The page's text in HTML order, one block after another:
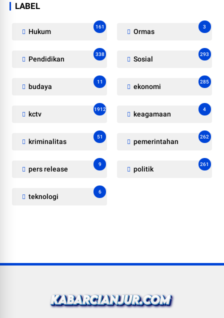
LABEL
Hukum
161
Ormas
3
Pendidikan
338
Sosial
293
budaya
11
ekonomi
285
kctv
1912
keagamaan
4
kriminalitas
51
pemerintahan
262
pers release
9
politik
261
teknologi
6